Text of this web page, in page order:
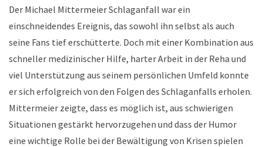
Der Michael Mittermeier Schlaganfall war ein
einschneidendes Ereignis, das sowohl ihn selbst als auch
seine Fans tief erschütterte. Doch mit einer Kombination aus
schneller medizinischer Hilfe, harter Arbeit in der Reha und
viel Unterstützung aus seinem persönlichen Umfeld konnte
er sich erfolgreich von den Folgen des Schlaganfalls erholen.
Mittermeier zeigte, dass es möglich ist, aus schwierigen
Situationen gestärkt hervorzugehen und dass der Humor
eine wichtige Rolle bei der Bewältigung von Krisen spielen